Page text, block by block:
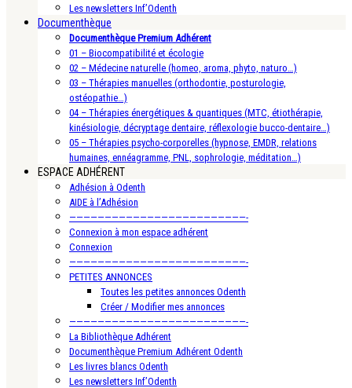
Les newsletters Inf’Odenth
Documenthèque
Documenthèque Premium Adhérent
01 – Biocompatibilité et écologie
02 – Médecine naturelle (homeo, aroma, phyto, naturo…)
03 – Thérapies manuelles (orthodontie, posturologie,
ostéopathie…)
04 – Thérapies énergétiques & quantiques (MTC, étiothérapie,
kinésiologie, décryptage dentaire, réflexologie bucco-dentaire…)
05 – Thérapies psycho-corporelles (hypnose, EMDR, relations
humaines, ennéagramme, PNL, sophrologie, méditation…)
ESPACE ADHÉRENT
Adhésion à Odenth
AIDE à l’Adhésion
—————————————————————————-
Connexion à mon espace adhérent
Connexion
—————————————————————————-
PETITES ANNONCES
Toutes les petites annonces Odenth
Créer / Modifier mes annonces
—————————————————————————-
La Bibliothèque Adhérent
Documenthèque Premium Adhérent Odenth
Les livres blancs Odenth
Les newsletters Inf’Odenth